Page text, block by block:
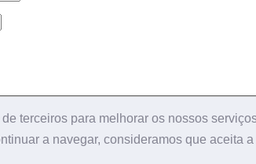
terceiros para melhorar os nossos
a navegar, consideramos que aceita